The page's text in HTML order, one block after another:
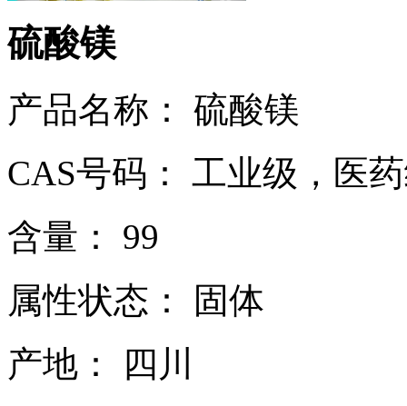
硫酸镁
产品名称： 硫酸镁
CAS号码： 工业级，医
含量： 99
属性状态： 固体
产地： 四川